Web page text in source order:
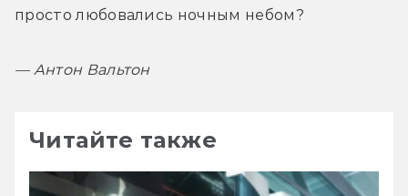
просто любовались ночным небом?
— Антон Вальтон
Читайте также